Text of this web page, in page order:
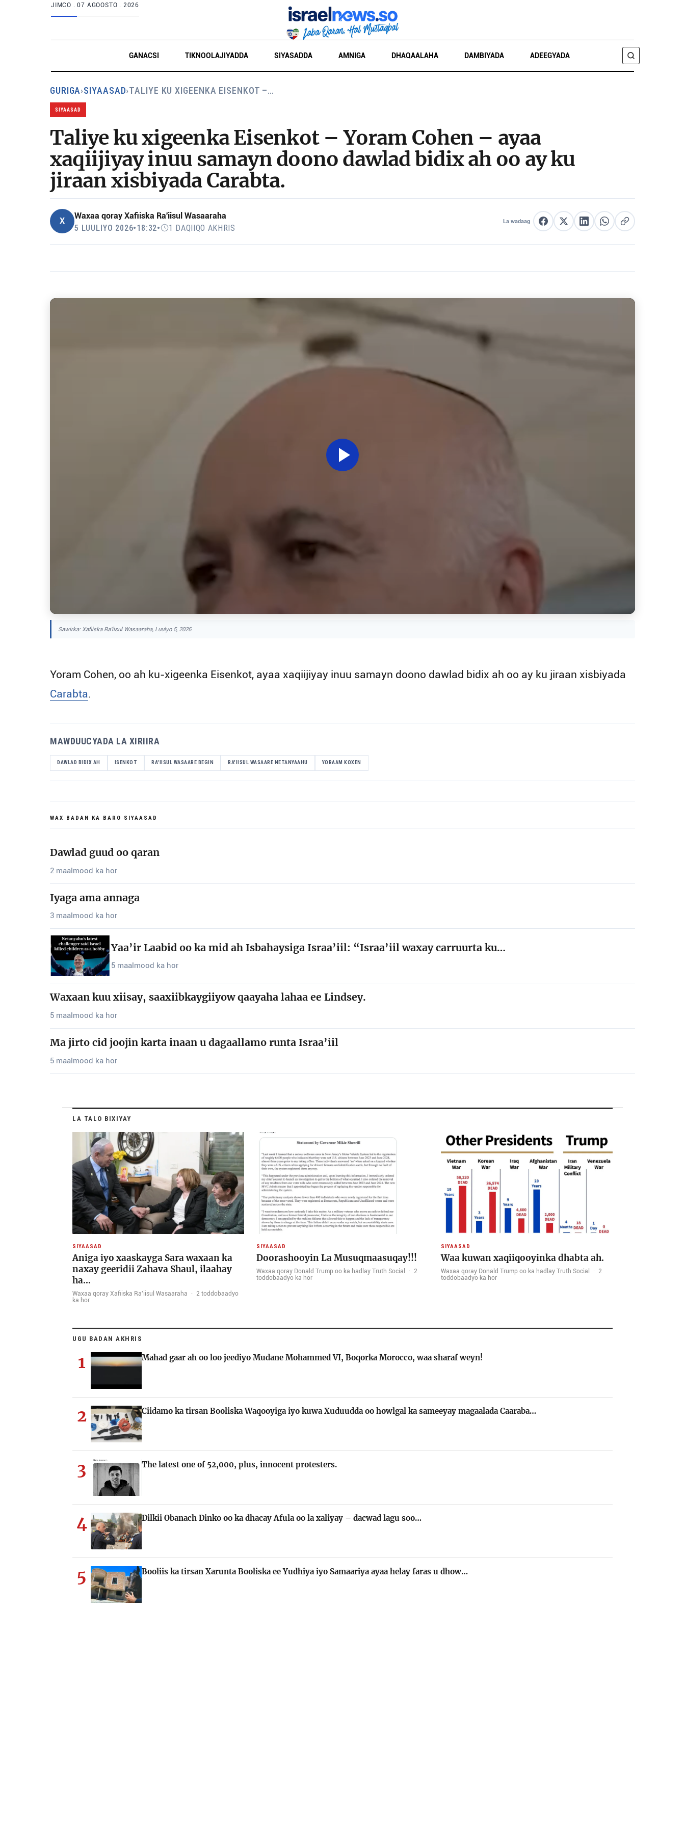
JIMCO .07 AGOOSTO . 2026
GANACSI TIKNOOLAJIYADDA SIYASADDA AMNIGA DHAQAALAHA DAMBIYADA ADEEGYADA
GURIGA›SIYAASAD›TALIYE KU XIGEENKA EISENKOT –…
SIYAASAD
Taliye ku xigeenka Eisenkot – Yoram Cohen – ayaa
xaqiijiyay inuu samayn doono dawlad bidix ah oo ay ku
jiraan xisbiyada Carabta.
X
Waxaa qoray Xafiiska Ra'iisul Wasaaraha
5 LUULIYO 2026•18:32• 1 DAQIIQO AKHRIS
La wadaag La wadaag Facebook
La wadaag XLa wadaag LinkedIn
La wadaag WhatsApp
Nuqul link
Sawirka: Xafiiska Ra'iisul Wasaaraha, Luulyo 5, 2026
Yoram Cohen, oo ah ku-xigeenka Eisenkot, ayaa xaqiijiyay inuu samayn doono dawlad bidix ah oo ay ku jiraan xisbiyada
Carabta.
MAWDUUCYADA LA XIRIIRA
DAWLAD BIDIX AH ISENKOT RA'IISUL WASAARE BEGIN RA'IISUL WASAARE NETANYAAHU YORAAM KOXEN
WAX BADAN KA BARO SIYAASAD
Dawlad guud oo qaran
2 maalmood ka hor
Iyaga ama annaga
3 maalmood ka hor
Yaa’ir Laabid oo ka mid ah Isbahaysiga Israa’iil: “Israa’iil waxay carruurta ku…
5 maalmood ka hor
Waxaan kuu xiisay, saaxiibkaygiiyow qaayaha lahaa ee Lindsey.
5 maalmood ka hor
Ma jirto cid joojin karta inaan u dagaallamo runta Israa’iil
5 maalmood ka hor
LA TALO BIXIYAY
SIYAASAD
Aniga iyo xaaskayga Sara waxaan ka
naxay geeridii Zahava Shaul, ilaahay
ha…
Waxaa qoray Xafiiska Ra'iisul Wasaaraha ·
2 toddobaadyo
ka hor
SIYAASAD
Doorashooyin La Musuqmaasuqay!!!
Waxaa qoray Donald Trump oo ka hadlay Truth Social ·
2
toddobaadyo ka hor
SIYAASAD
Waa kuwan xaqiiqooyinka dhabta ah.
Waxaa qoray Donald Trump oo ka hadlay Truth Social ·
2
toddobaadyo ka hor
UGU BADAN AKHRIS
1 Mahad gaar ah oo loo jeediyo Mudane Mohammed VI, Boqorka Morocco, waa sharaf weyn!
2 Ciidamo ka tirsan Booliska Waqooyiga iyo kuwa Xuduudda oo howlgal ka sameeyay magaalada Caaraba…
3 The latest one of 52,000, plus, innocent protesters.
4 Dilkii Obanach Dinko oo ka dhacay Afula oo la xaliyay – dacwad lagu soo…
5 Booliis ka tirsan Xarunta Booliska ee Yudhiya iyo Samaariya ayaa helay faras u dhow…